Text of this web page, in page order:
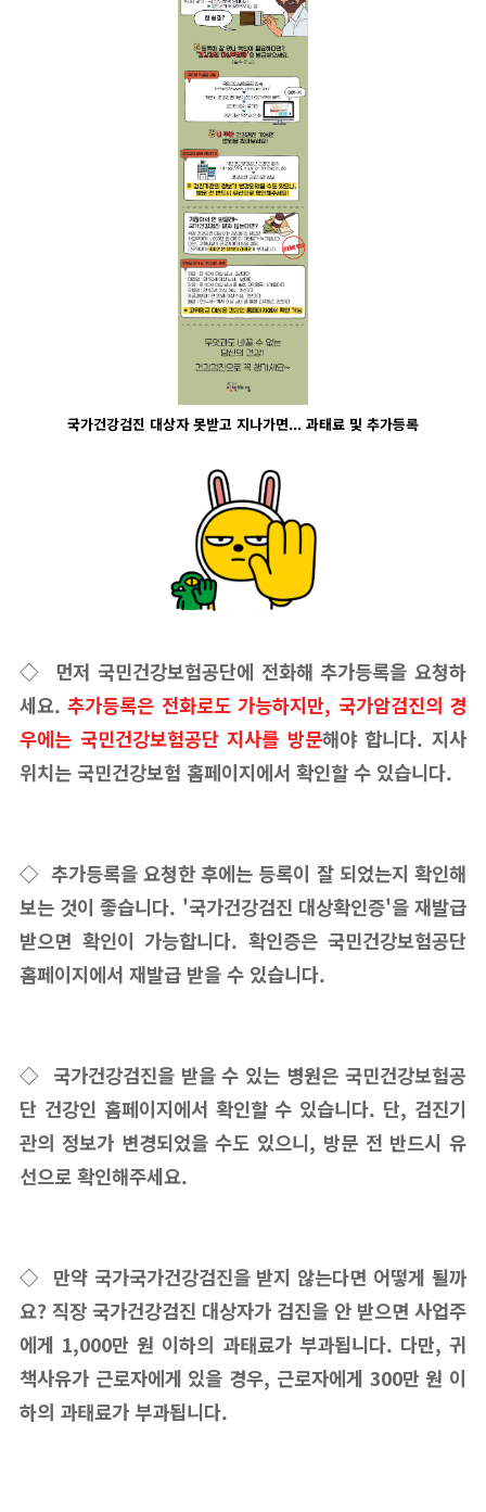
국가건강검진 대상자 못받고 지나가면... 과태료 및 추가등록
◇ 먼저 국민건강보험공단에 전화해 추가등록을 요청하
세요.추가등록은 전화로도 가능하지만, 국가암검진의 경
우에는 국민건강보험공단 지사를 방문해야 합니다. 지사
위치는 국민건강보험 홈페이지에서 확인할 수 있습니다.
◇ 추가등록을 요청한 후에는 등록이 잘 되었는지 확인해
보는 것이 좋습니다. '국가건강검진 대상확인증'을 재발급
받으면 확인이 가능합니다. 확인증은 국민건강보험공단
홈페이지에서 재발급 받을 수 있습니다.
◇ 국가건강검진을 받을 수 있는 병원은 국민건강보험공
단 건강인 홈페이지에서 확인할 수 있습니다. 단, 검진기
관의 정보가 변경되었을 수도 있으니, 방문 전 반드시 유
선으로 확인해주세요.
◇ 만약 국가국가건강검진을 받지 않는다면 어떻게 될까
요? 직장 국가건강검진 대상자가 검진을 안 받으면 사업주
에게 1,000만 원 이하의 과태료가 부과됩니다. 다만, 귀
책사유가 근로자에게 있을 경우, 근로자에게 300만 원 이
하의 과태료가 부과됩니다.